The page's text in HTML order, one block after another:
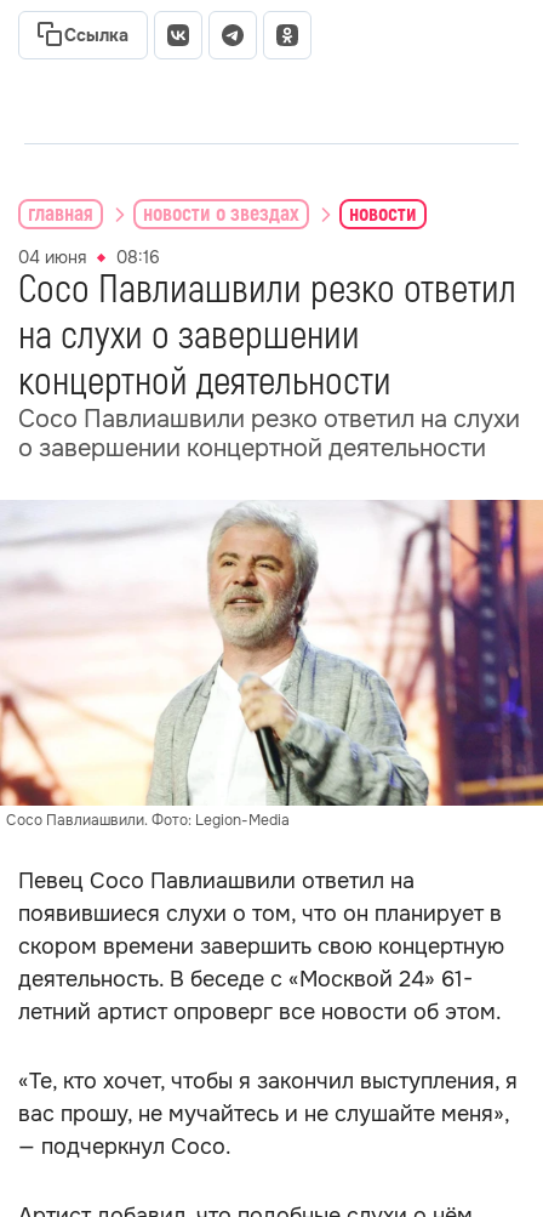
Ссылка
главная новости о звездах новости
04 июня 08:16
Сосо Павлиашвили резко ответил
на слухи о завершении
концертной деятельности
Сосо Павлиашвили резко ответил на слухи
о завершении концертной деятельности
Сосо Павлиашвили. Фото: Legion-Media
Певец Сосо Павлиашвили ответил на
появившиеся слухи о том, что он планирует в
скором времени завершить свою концертную
деятельность. В беседе с «Москвой 24» 61-
летний артист опроверг все новости об этом.
«Те, кто хочет, чтобы я закончил выступления, я
вас прошу, не мучайтесь и не слушайте меня»,
— подчеркнул Сосо.